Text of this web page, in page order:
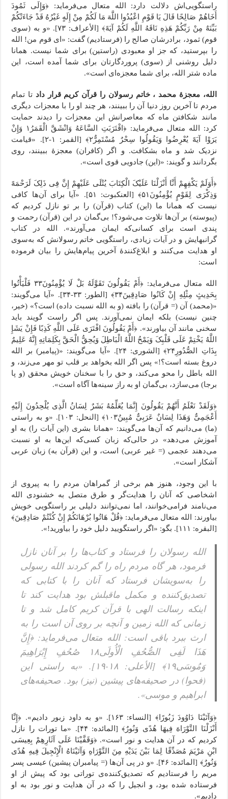
راستگویی‌اش دلالت دارد: الله متعال می‌فرماید: ﴿وَإِلَى ثَمُودَ
أَخَاهُمْ صَالِحًا قَالَ یَا قَوْمِ اعْبُدُوا اللَّهَ مَا لَکُمْ مِنْ إِلَهٍ غَیْرُهُ قَدْ جَاءَتْکُمْ
بَیِّنَهٌ مِنْ رَبِّکُمْ هَذِهِ نَاقَهُ اللَّهِ لَکُمْ آیَهً﴾ [الأعراف: ۷۳]. «و به (سوی
قوم) ثمود، برادرشان صالح را (فرستادیم) گفت: «ای قوم من! الله
را بپرستید، که جز او معبودی (راستین) برای شما نیست. همانا
دلیل روشنی از (سوی) پروردگارتان برای شما آمده است، این
ماده شتر الله، برای شما معجزه‌ای است».
الله، معجزۀ محمد ، خاتم رسولان را قرآن کریم قرار داد تا تمام
مردم تا آخرین روز دنیا آن را ببینند، هر چند او را با معجزات دیگری
مانند شکافتن ماه که معاصرانش این معجزات را دیدند حمایت
کرد: الله متعال می‌فرماید: ﴿اقْتَرَبَتِ السَّاعَهُ وَانْشَقَّ الْقَمَرُ١ وَإِنْ
یَرَوْا آیَهً یُعْرِضُوا وَیَقُولُوا سِحْرٌ مُسْتَمِرٌّ٢﴾ [القمر: ۱-۲]. «قیامت
نزدیک شد و ماه بشکافت. و اگر (کافران) معجزۀ ببینند، روی
بگردانند و گویند: «(این) جادویی قوی است».
﴿أَوَلَمْ یَکْفِهِمْ أَنَّا أَنْزَلْنَا عَلَیْکَ الْکِتَابَ یُتْلَى عَلَیْهِمْ إِنَّ فِی ذَلِکَ لَرَحْمَهً
وَذِکْرَى لِقَوْمٍ یُؤْمِنُونَ۵١﴾ [العنکبوت: ۵۱]. «آیا برای آن‌ها کافی
نیست که همانا ما (این) کتاب (قرآن) را بر تو نازل کردیم که
(پیوسته) بر آن‌ها تلاوت می‌شود؟! بی‌گمان در این (قرآن) رحمت و
پندی است برای کسانی‌که ایمان می‌آورند». الله در کتاب
گرانبهایش و در آیات زیادی، راستگویی خاتم رسولانش که به‌سوی
او هدایت می‌کنند و ابلاغ‌کنندۀ آخرین پیام‌هایش را بیان فرموده
است:
الله متعال می‌فرماید: ﴿أَمْ یَقُولُونَ تَقَوَّلَهُ بَلْ لَا یُؤْمِنُونَ٣٣ فَلْیَأْتُوا
بِحَدِیثٍ مِثْلِهِ إِنْ کَانُوا صَادِقِینَ٣۴﴾ [الطور: ۳۳-۳۴]. «آیا می‌گویند:
«(محمد) آن (= قرآن) را بافته (و به الله نسبت داده) است؟» (خیر،
چنین نیست) بلکه ایمان نمی‌آورند. پس اگر راست گویند باید
سخنی مانند آن بیاورند». ﴿أَمْ یَقُولُونَ افْتَرَى عَلَى اللَّهِ کَذِبًا فَإِنْ یَشَإِ
اللَّهُ یَخْتِمْ عَلَى قَلْبِکَ وَیَمْحُ اللَّهُ الْبَاطِلَ وَیُحِقُّ الْحَقَّ بِکَلِمَاتِهِ إِنَّهُ عَلِیمٌ
بِذَاتِ الصُّدُورِ٢۴﴾ [الشورى: ۲۴]. «آیا می‌گویند: «(پیامبر) بر الله
دروغ بسته است؟!» پس اگر الله بخواهد بر قلب تو مهر می‌زند، و
الله باطل را محو می‌کند، و حق را با سخنان خویش محقق (و پا
برجا) می‌سازد، بی‌گمان او به راز سینه‌ها آگاه است».
﴿وَلَقَدْ نَعْلَمُ أَنَّهُمْ یَقُولُونَ إِنَّمَا یُعَلِّمُهُ بَشَرٌ لِسَانُ الَّذِی یُلْحِدُونَ إِلَیْهِ
أَعْجَمِیٌّ وَهَذَا لِسَانٌ عَرَبِیٌّ مُبِینٌ١٠٣﴾ [النحل: ۱۰۳]. «و به راستی
(ما) می‌دانیم که آن‌ها می‌گویند: «همانا بشری (این آیات را) به او
آموزش می‌دهد» در حالی‌که زبان کسی‌که این‌ها به او نسبت
می‌دهند عجمی (= غیر عربی) است، و این (قرآن به) زبان عربی
آشکار است».
با این وجود، هنوز هم برخی از گمراهان مردم را به پیروی از
اشخاصی که آنان را هدایت‌گر و طرق متصل به خشنودی الله
می‌نامند فرامی‌خوانند، اما نمی‌توانند دلیلی بر راستگویی خویش
بیاورند: الله متعال می‌فرماید: ﴿قُلْ هَاتُوا بُرْهَانَکُمْ إِنْ کُنْتُمْ صَادِقِینَ﴾
[البقره: ۱۱۱]. بگو: «اگر راستگویید دلیل خود را بیاورید!».
الله رسولان را فرستاد و کتاب‌ها را بر آنان نازل
فرمود، هر گاه مردم راه را گم کردند الله رسولی
را به‌سویشان فرستاد که آنان را با کتابی که
تصدیق‌کننده و مکمل ماقبلش بود هدایت کند تا
اینکه رسالت الهی با قرآن کریم کامل شد و تا
زمانی که الله زمین و آنچه بر روی آن است را به
ارث ببرد باقی است: الله متعال می‌فرماید: ﴿إِنَّ
هَذَا لَفِی الصُّحُفِ الْأُولَى١٨ صُحُفِ إِبْرَاهِیمَ
وَمُوسَى١٩﴾ [الأعلى: ۱۸-۱۹]. «به راستی این
(فحوا) در صحیفه‌های پیشین (نیز) بود. صحیفه‌های
ابراهیم و موسی».
﴿وَآتَیْنَا دَاوُودَ زَبُورًا﴾ [النساء: ۱۶۳]. «و به داود زبور دادیم». ﴿إِنَّا
أَنْزَلْنَا التَّوْرَاهَ فِیهَا هُدًى وَنُورٌ﴾ [المائده: ۴۴]. «ما تورات را نازل
کردیم که در آن هدایت و نور است». ﴿وَقَفَّیْنَا عَلَى آثَارِهِمْ بِعِیسَى
ابْنِ مَرْیَمَ مُصَدِّقًا لِمَا بَیْنَ یَدَیْهِ مِنَ التَّوْرَاهِ وَآتَیْنَاهُ الْإِنْجِیلَ فِیهِ هُدًى
وَنُورٌ﴾ [المائده: ۴۶]. «و در پی آن‌ها (= پیامبران پیشین) عیسی پسر
مریم را فرستادیم که تصدیق‌کننده‌ی توراتی بود که پیش از او
فرستاده شده بود، و انجیل را که در آن هدایت و نور بود به او
دادیم».